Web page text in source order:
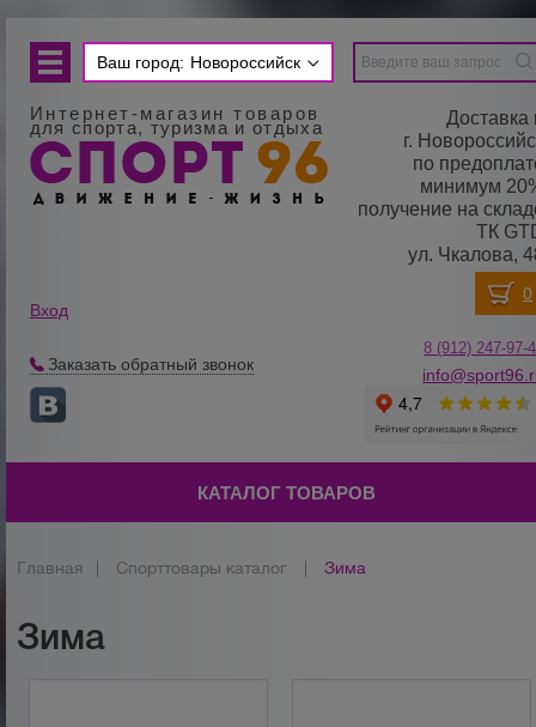
Ваш город: Новороссийск
Интернет-магазин товаров
для спорта, туризма и отдыха
Доставка
г.
по
минимум
получение на
ТК
ул. Чкалова,
Вход
Заказать обратный звонок
8 (912) 247-97-
КАТАЛОГ ТОВАРОВ
Главная Спорттовары каталог Зима
Зима